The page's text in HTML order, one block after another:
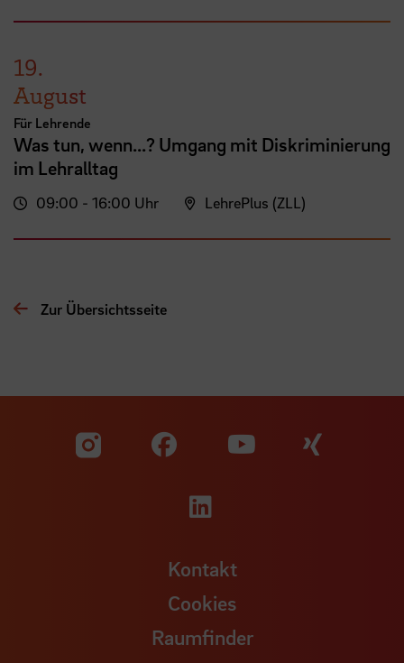
19.
August
Für Lehrende
Was tun, wenn...? Umgang mit Diskriminierung
im Lehralltag
09:00 - 16:00 Uhr LehrePlus (ZLL)
Zur Übersichtsseite
Zu unserer Facebook
Zu
Zu unserer
Kontakt
Cookies
Raumfinder